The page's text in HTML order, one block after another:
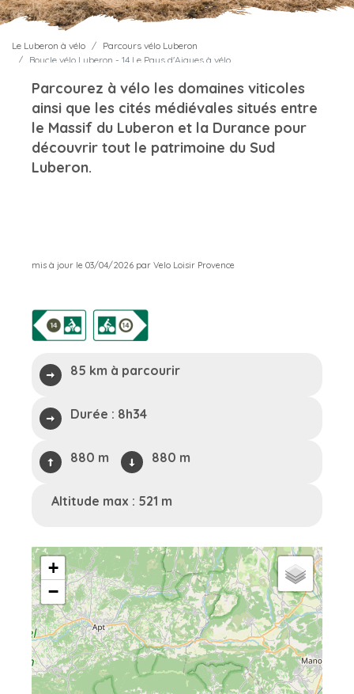
Le Luberon à vélo
Parcours vélo Luberon
Boucle vélo Luberon - 14 Le Pays d'Aigues à vélo
Parcourez à vélo les domaines viticoles
ainsi que les cités médiévales situés entre
le Massif du Luberon et la Durance pour
découvrir tout le patrimoine du Sud
Luberon.
mis à jour le 03/04/2026 par Velo Loisir Provence
85 km à parcourir
Durée : 8h34
880 m 880 m
Altitude max : 521 m
+
−